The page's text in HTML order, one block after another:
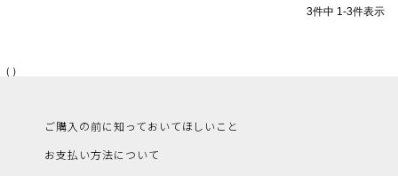
3件中 1-3件表示
（）
ご購入の前に知っておいてほしいこと
お支払い方法について